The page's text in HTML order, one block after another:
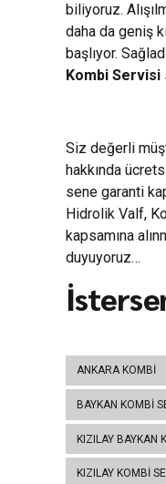
biliyoruz.
daha da geniş
başlıyor.
Kombi Servisi
Siz değerli
hakkında
sene garanti
Hidrolik Valf,
kapsamına
duyuyoruz…
ANKARA KOMBI
BAYKAN KOMBI
KIZILAY BAYKAN
KIZILAY KOMBI